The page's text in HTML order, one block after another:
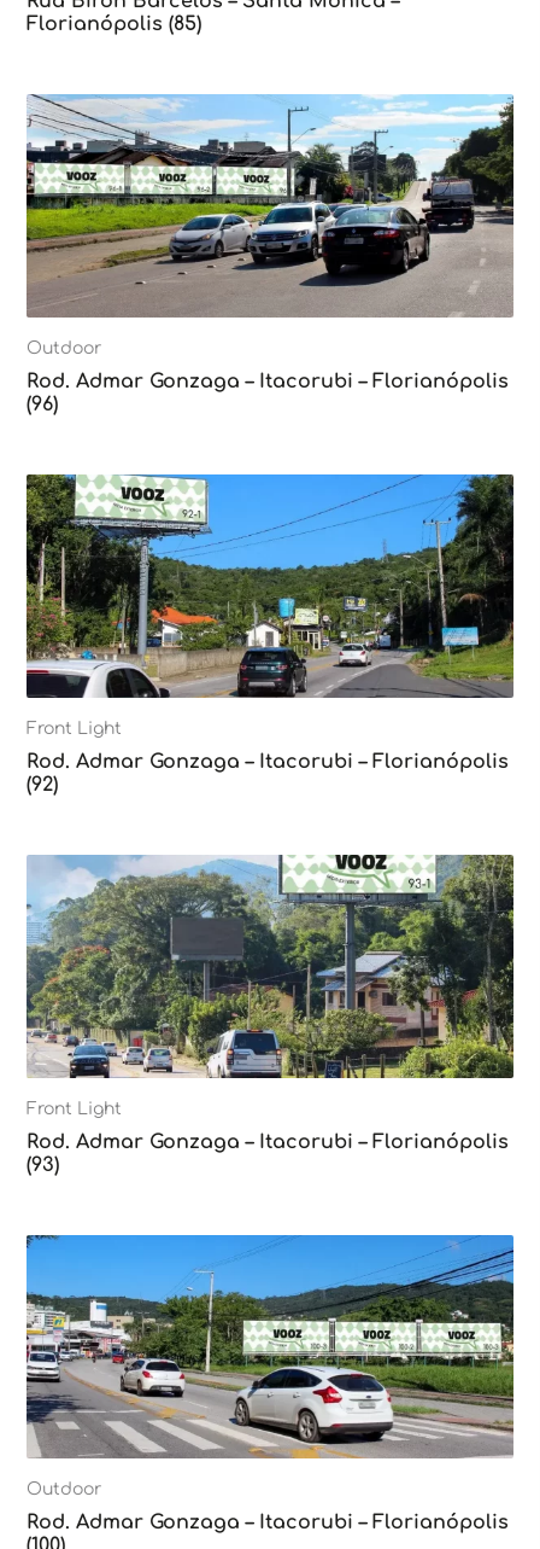
Florianópolis (85)
Outdoor
Rod. Admar Gonzaga – Itacorubi – Florianópolis
(96)
Front Light
Rod. Admar Gonzaga – Itacorubi – Florianópolis
(92)
Front Light
Rod. Admar Gonzaga – Itacorubi – Florianópolis
(93)
Outdoor
Rod. Admar Gonzaga – Itacorubi – Florianópolis